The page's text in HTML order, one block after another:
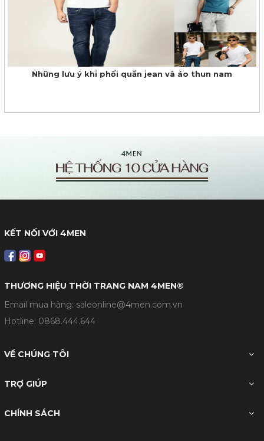
Những lưu ý khi phối quần jean và áo thun nam
KẾT NỐI VỚI 4MEN
THƯƠNG HIỆU THỜI TRANG NAM 4MEN®
Email mua hàng: saleonline@4men.com.vn
Hotline: 0868.444.644
VỀ CHÚNG TÔI
TRỢ GIÚP
CHÍNH SÁCH